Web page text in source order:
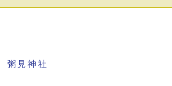
見神社